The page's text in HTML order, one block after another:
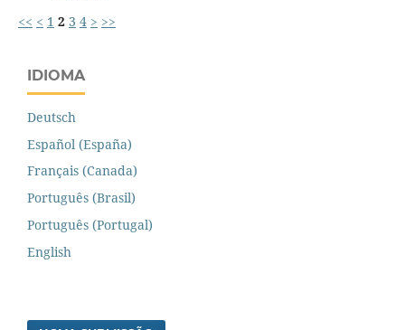
<< < 1 2 3 4 > >>
IDIOMA
Deutsch
Español (España)
Français (Canada)
Português (Brasil)
Português (Portugal)
English